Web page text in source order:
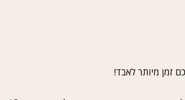
זמן מיותר לאבד!